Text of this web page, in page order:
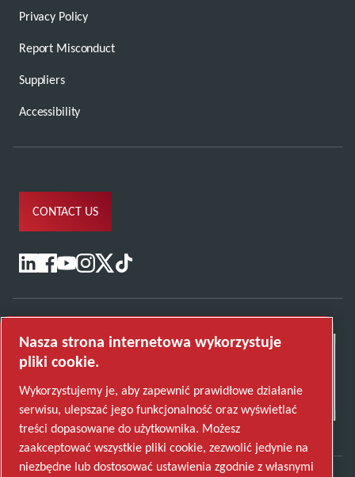
Privacy Policy
Report Misconduct
Suppliers
Accessibility
CONTACT US
Nasza strona internetowa wykorzystuje
pliki cookie.
Wykorzystujemy je, aby zapewnić prawidłowe działanie
serwisu, ulepszać jego funkcjonalność oraz wyświetlać
treści dopasowane do użytkownika. Możesz
zaakceptować wszystkie pliki cookie, zezwolić jedynie na
niezbędne lub dostosować ustawienia zgodnie z własnymi